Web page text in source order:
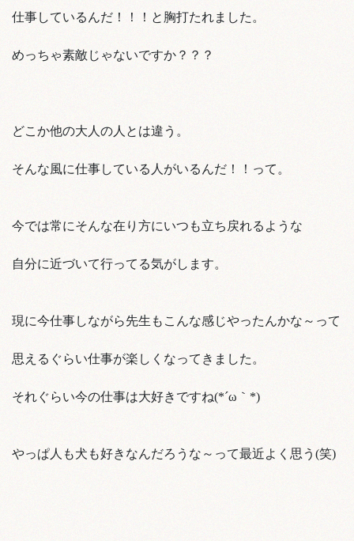
仕事しているんだ！！！と胸打たれました。
めっちゃ素敵じゃないですか？？？
どこか他の大人の人とは違う。
そんな風に仕事している人がいるんだ！！って。
今では常にそんな在り方にいつも立ち戻れるような
自分に近づいて行ってる気がします。
現に今仕事しながら先生もこんな感じやったんかな～って
思えるぐらい仕事が楽しくなってきました。
それぐらい今の仕事は大好きですね(*´ω｀*)
やっぱ人も犬も好きなんだろうな～って最近よく思う(笑)